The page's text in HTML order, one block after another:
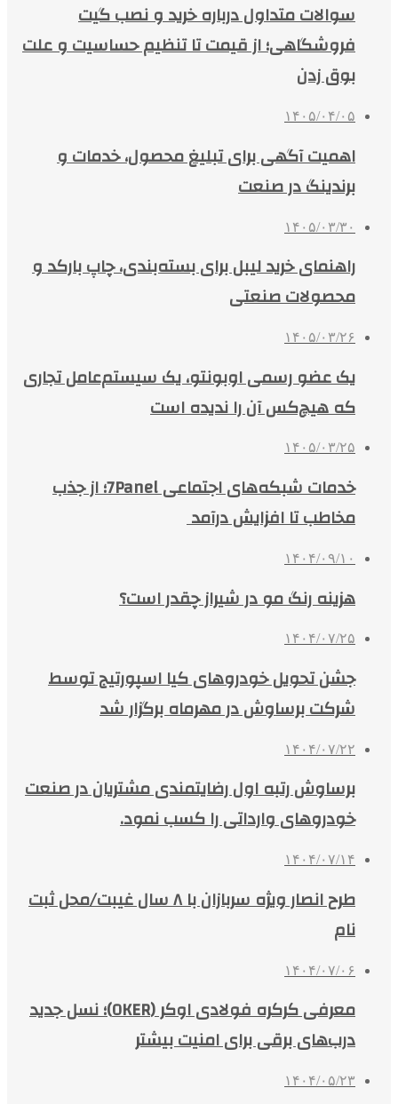
سوالات متداول درباره خرید و نصب گیت
فروشگاهی؛ از قیمت تا تنظیم حساسیت و علت
بوق زدن
۱۴۰۵/۰۴/۰۵
اهمیت آگهی برای تبلیغ محصول، خدمات و
برندینگ در صنعت
۱۴۰۵/۰۳/۳۰
راهنمای خرید لیبل برای بسته‌بندی، چاپ بارکد و
محصولات صنعتی
۱۴۰۵/۰۳/۲۶
یک عضو رسمی اوبونتو، یک سیستم‌عامل تجاری
که هیچ‌کس آن را ندیده است
۱۴۰۵/۰۳/۲۵
خدمات شبکه‌های اجتماعی 7Panel؛ از جذب
مخاطب تا افزایش درآمد
۱۴۰۴/۰۹/۱۰
هزینه رنگ مو در شیراز چقدر است؟
۱۴۰۴/۰۷/۲۵
جشن تحویل خودروهای کیا اسپورتیج توسط
شرکت برساوش در مهرماه برگزار شد
۱۴۰۴/۰۷/۲۲
برساوش رتبه اول رضایتمندی مشتریان در صنعت
خودروهای وارداتی را کسب نمود.
۱۴۰۴/۰۷/۱۴
طرح انصار ویژه سربازان با ۸ سال غیبت/محل ثبت
نام
۱۴۰۴/۰۷/۰۶
معرفی کرکره فولادی اوکر (OKER)؛ نسل جدید
درب‌های برقی برای امنیت بیشتر
۱۴۰۴/۰۵/۲۳